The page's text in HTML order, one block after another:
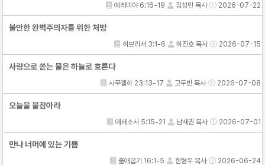
예레미야 6:16-19 김성민 목사 2026-07-22
불안한 완벽주의자를 위한 처방
히브리서 3:1-6 하진호 목사 2026-07-15
사랑으로 쏟는 물은 하늘로 흐른다
사무엘하 23:13-17 고두빈 목사 2026-07-08
오늘을 붙잡아라
에베소서 5:15-21 남세권 목사 2026-07-01
만나 너머에 있는 기쁨
출애굽기 16:1-5 한형우 목사 2026-06-24